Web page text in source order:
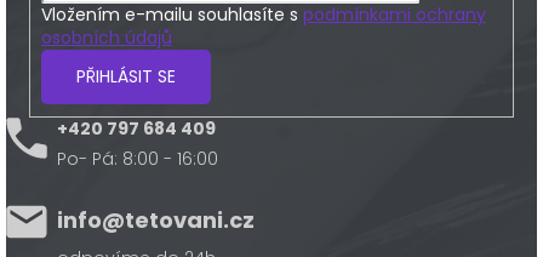
Vložením e-mailu souhlasíte s podmínkami ochrany
osobních údajů
PŘIHLÁSIT SE
+420 797 684 409
Po- Pá: 8:00 - 16:00
info@tetovani.cz